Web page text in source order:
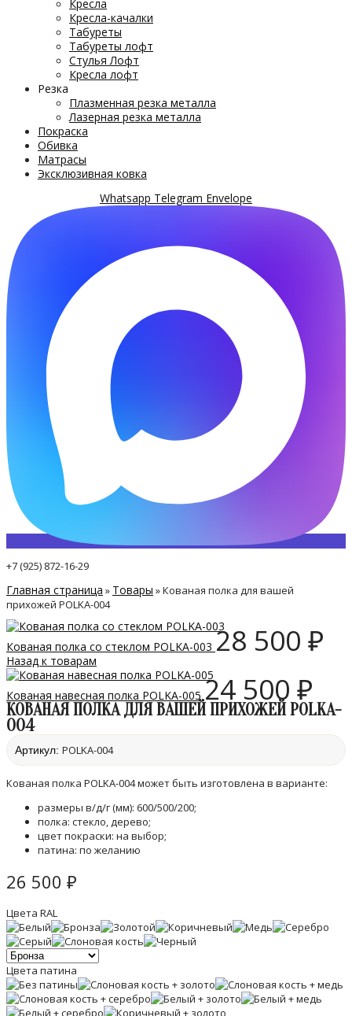
Кресла
Кресла-качалки
Табуреты
Табуреты лофт
Стулья Лофт
Кресла лофт
Резка
Плазменная резка металла
Лазерная резка металла
Покраска
Обивка
Матрасы
Эксклюзивная ковка
Whatsapp Telegram Envelope
+7 (925) 872-16-29
Главная страница » Товары »Кованая полка для вашей
прихожей POLKA-004
Кованая полка со стеклом POLKA-003 28 500 ₽
Назад к товарам
Кованая навесная полка POLKA-00524 500 ₽
КОВАНАЯ ПОЛКА ДЛЯ ВАШЕЙ ПРИХОЖЕЙ POLKA-
004
Артикул: POLKA-004
Кованая полка POLKA-004 может быть изготовлена в варианте:
размеры в/д/г (мм): 600/500/200;
полка: стекло, дерево;
цвет покраски: на выбор;
патина: по желанию
26 500 ₽
Цвета RAL
Цвета патина